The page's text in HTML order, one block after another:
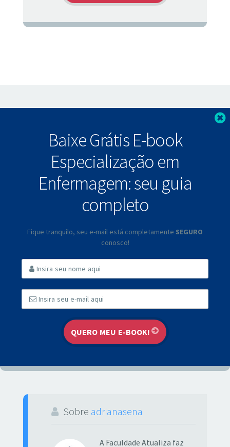
Baixe Grátis E-book
Especialização em
Enfermagem: seu guia
completo
Fique tranquilo, seu e-mail está completamente SEGURO
conosco!
Sobre adrianasena
A Faculdade Atualiza faz